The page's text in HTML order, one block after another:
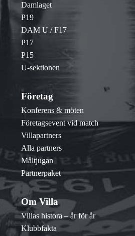
Damlaget
P19
DAM U / F17
P17
P15
U-sektionen
Företag
Konferens & möten
Företagsevent vid match
Villapartners
Alla partners
Måltjugan
Partnerpaket
Om Villa
Villas histora – år för år
Klubbfakta